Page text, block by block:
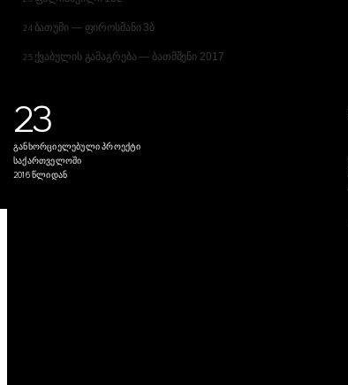
24 ბათუმი — ფიროსმანი 3ბ
25 ქვაბულის გამაგრება — ბათმშენი 2017
23
განხორციელებული პროექტი
საქართველოში
2016 წლიდან